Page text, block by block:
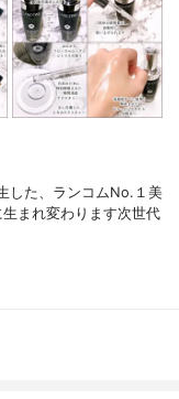
した、ランコムNo.１美
まれ変わります次世代